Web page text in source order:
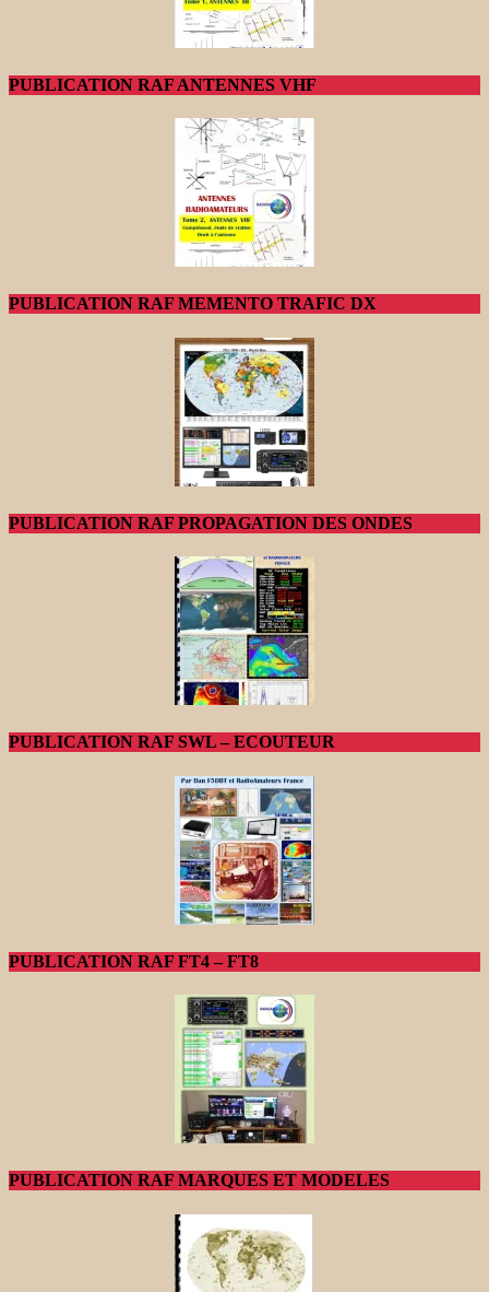
PUBLICATION RAF ANTENNES VHF
PUBLICATION RAF MEMENTO TRAFIC DX
PUBLICATION RAF PROPAGATION DES ONDES
PUBLICATION RAF SWL – ECOUTEUR
PUBLICATION RAF FT4 – FT8
PUBLICATION RAF MARQUES ET MODELES